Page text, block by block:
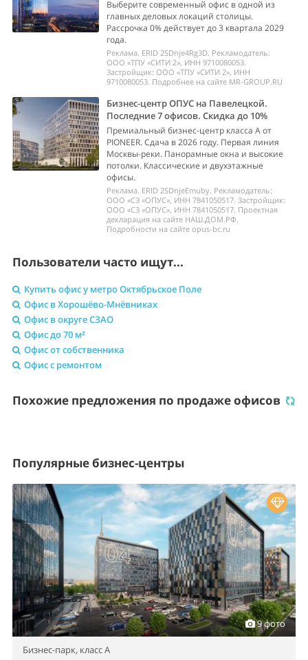
Выберите современный офис в одной из
главных деловых локаций столицы.
Рассрочка 0% действует до 3 квартала 2029
года.
Реклама. ERID 2SDnje4Rg3D. Рекламодатель:
ООО «ТПУ «СИТИ 2», ИНН 9710080053.
Застройщик: ООО «ТПУ «СИТИ 2», ИНН
9710080053. Подробнее на сайте MR-GROUP.RU
Бизнес-центр ОПУС на Павелецкой.
Последние 7 офисов. Скидка до 10%
Премиальный бизнес-центр класса А от
PIONEER. Сдача в 2026 году. Первая линия
Москвы-реки. Панорамные окна и высокие
потолки. Классические и двухэтажные
офисы.
Реклама. ERID 2SDnjeEmuby. Рекламодатель:
ООО «СЗ «ОПУС», ИНН 7841050517. Застройщик:
ООО «СЗ «ОПУС», ИНН 7841050517. Проектная
декларация на сайте НАШ.ДОМ.РФ.
Подробности на сайте opus-bc.ru
Пользователи часто ищут...
Купить офис у метро Октябрьское Поле
Офис в Хорошёво-Мнёвниках
Офис в округе СЗАО
Офис до 70 м²
Офис от собственника
Офис с ремонтом
Похожие предложения по продаже офисов
Популярные бизнес-центры
9 фото
Бизнес-парк, класс A